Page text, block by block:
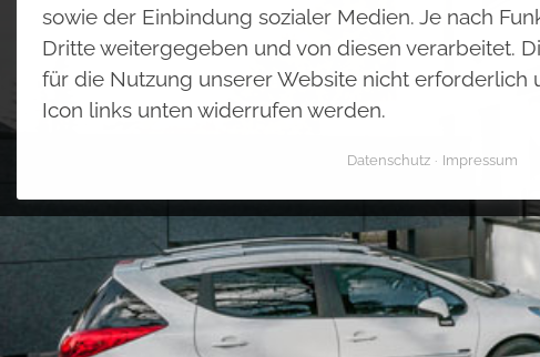
sowie der Einbindung sozialer Medien. Je nach
Dritte weitergegeben und von diesen verarbeitet.
für die Nutzung unserer Website nicht erforderlich
Icon links unten widerrufen werden.
Datenschutz Impressum